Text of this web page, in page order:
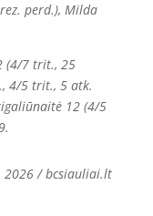
perd.), Milda
(4/7 trit., 25
4/5 trit., 5 atk.
12 (4/5
2026 / bcsiauliai.lt